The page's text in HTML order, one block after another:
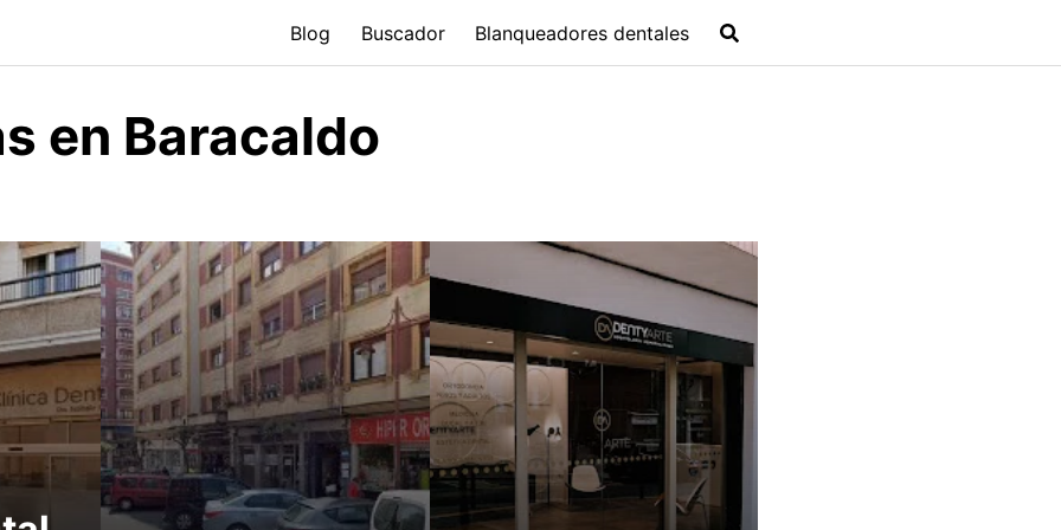
Blog Buscador Blanqueadores dentales
en Baracaldo